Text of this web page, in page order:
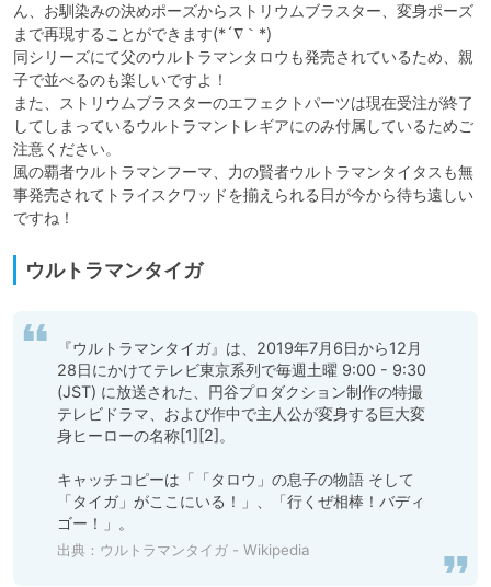
ん、お馴染みの決めポーズからストリウムブラスター、変身ポーズ
まで再現することができます(*´∇｀*)
同シリーズにて父のウルトラマンタロウも発売されているため、親
子で並べるのも楽しいですよ！
また、ストリウムブラスターのエフェクトパーツは現在受注が終了
してしまっているウルトラマントレギアにのみ付属しているためご
注意ください。
風の覇者ウルトラマンフーマ、力の賢者ウルトラマンタイタスも無
事発売されてトライスクワッドを揃えられる日が今から待ち遠しい
ですね！
ウルトラマンタイガ
『ウルトラマンタイガ』は、2019年7月6日から12月
28日にかけてテレビ東京系列で毎週土曜 9:00 - 9:30
(JST) に放送された、円谷プロダクション制作の特撮
テレビドラマ、および作中で主人公が変身する巨大変
身ヒーローの名称[1][2]。
キャッチコピーは「「タロウ」の息子の物語 そして
「タイガ」がここにいる！」、「行くぜ相棒！バディ
ゴー！」。
出典： ウルトラマンタイガ - Wikipedia